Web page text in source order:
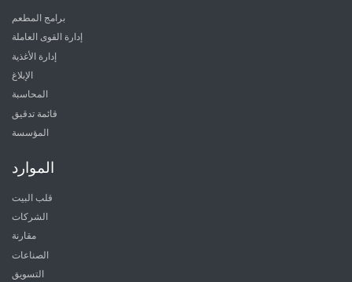
برامج المطعم
إدارة القوى العاملة
إدارة الأغذية
الإبلاغ
المحاسبة
قائمة تدقيق
المؤسسة
الموارد
قلب البيت
الشركات
مقارنة
الصناعات
التسويق